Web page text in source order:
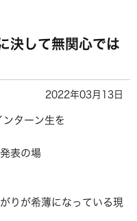
決して無関心では
2022年03月13日
ターン生を
表の場
りが希薄になっている現